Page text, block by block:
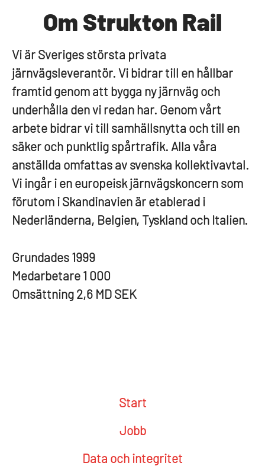
Om Strukton Rail
Vi är Sveriges största privata
järnvägsleverantör. Vi bidrar till en hållbar
framtid genom att bygga ny järnväg och
underhålla den vi redan har. Genom vårt
arbete bidrar vi till samhällsnytta och till en
säker och punktlig spårtrafik. Alla våra
anställda omfattas av svenska kollektivavtal.
Vi ingår i en europeisk järnvägskoncern som
förutom i Skandinavien är etablerad i
Nederländerna, Belgien, Tyskland och Italien.
Grundades 1999
Medarbetare 1 000
Omsättning 2,6 MD SEK
Start
Jobb
Data och integritet